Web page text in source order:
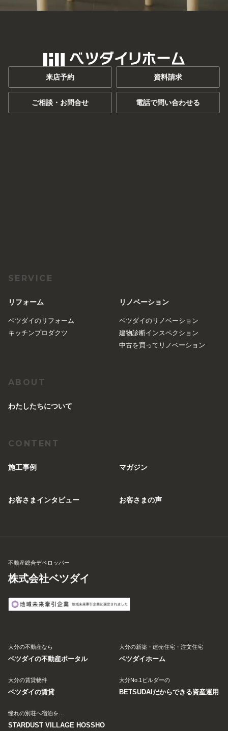
来店予約 資料請求
ご相談・お問合せ 電話で問い合わせる
SERVICE
リフォーム
ベツダイのリフォーム
キッチンプロダクツ
リノベーション
ベツダイのリノベーション
建物診断インスペクション
中古を買ってリノベーション
ABOUT
︎わたしたちについて
CONTENT
施工事例 マガジン
お客さまインタビュー お客さまの声
不動産総合デベロッパー
株式会社ベツダイ
大分の不動産なら
ベツダイの不動産ポータル
大分の新築・建売住宅・注文住宅
ベツダイホーム
大分の賃貸物件
ベツダイの賃貸
大分No.1ビルダーの
BETSUDAIだからできる資産運用
憧れの別荘へ宿泊を…
STARDUST VILLAGE HOSSHO